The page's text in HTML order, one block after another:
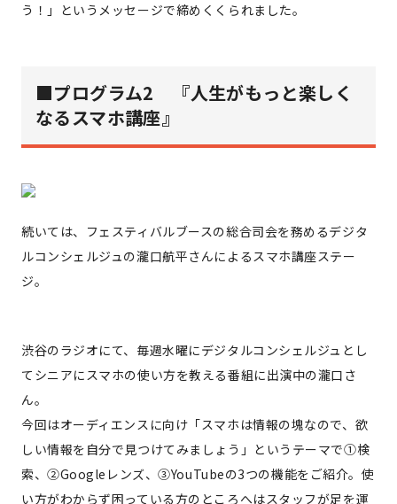
う！」というメッセージで締めくくられました。
■プログラム2 『人生がもっと楽しく
なるスマホ講座』
続いては、フェスティバルブースの総合司会を務めるデジタ
ルコンシェルジュの瀧口航平さんによるスマホ講座ステー
ジ。
渋谷のラジオにて、毎週水曜にデジタルコンシェルジュとし
てシニアにスマホの使い方を教える番組に出演中の瀧口さ
ん。
今回はオーディエンスに向け「スマホは情報の塊なので、欲
しい情報を自分で見つけてみましょう」というテーマで①検
索、②Googleレンズ、③YouTubeの3つの機能をご紹介。使
い方がわからず困っている方のところへはスタッフが足を運